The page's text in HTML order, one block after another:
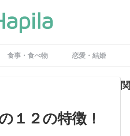
食事・食べ物 恋愛・結婚
１２の特徴！